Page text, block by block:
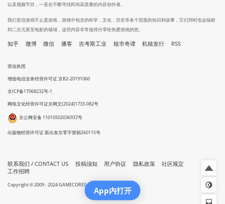
以及视频节目，一直在不断寻找民间高质量的内容创作者。
我们坚信游戏不止是游戏，游戏中包含的科学，文化，历史等各个层面的知识和故事，它们同时也会辐射
到二次元甚至电影的领域，这些内容非常值得分享给热爱游戏的您。
知乎 微博 微信 播客 吉考斯工业 核市奇谭 机核发行 RSS
营业执照
增值电信业务经营许可证 京B2-20191060
京ICP备17068232号-1
网络文化经营许可证京网文[2024]1733-082号
京公网安备 11010502036937号
出版物经营许可证 新出发京零字第朝260115号
联系我们 / CONTACT US 投稿须知 用户协议 隐私政策
社区规定
工作招聘
Copyright © 2009 - 2024 GAMECORES. All Rights Reserved
App内打开